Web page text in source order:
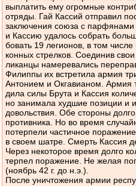
выплатить ему огромные
отряды. Гай Кассий отправил
заключения союза с
и Кассию удалось собрать
бовать 19 легионов, в том
конных стрелков. Соединив
ликанцы намеревались
Филиппы их встретила армия
Антонием и Окгавианом. Армия
дила силы Брута и Кассия
но занимала худшие позиции и
довольствия. Обе стороны
противника. Но во время
потерпели частичное
в своем шатре. Смерть Кассия
Через некоторое время долго
терпел поражение. Не желая
(ноябрь 42 г. до н.э.).
После уничтожения армии